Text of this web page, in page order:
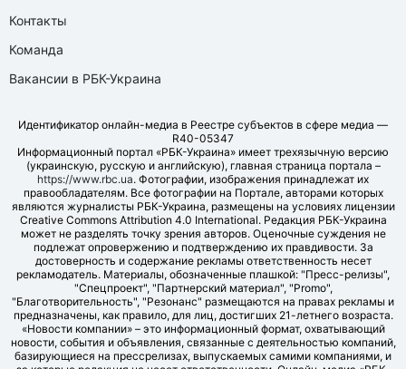
Контакты
Команда
Вакансии в РБК-Украина
Идентификатор онлайн-медиа в Реестре субъектов в сфере медиа —
R40-05347
Информационный портал «РБК-Украина» имеет трехязычную версию
(украинскую, русскую и английскую), главная страница портала –
https://www.rbc.ua. Фотографии, изображения принадлежат их
правообладателям. Все фотографии на Портале, авторами которых
являются журналисты РБК-Украина, размещены на условиях лицензии
Creative Commons Attribution 4.0 International. Редакция РБК-Украина
может не разделять точку зрения авторов. Оценочные суждения не
подлежат опровержению и подтверждению их правдивости. За
достоверность и содержание рекламы ответственность несет
рекламодатель. Материалы, обозначенные плашкой: "Пресс-релизы",
"Спецпроект", "Партнерский материал", "Promo",
"Благотворительность", "Резонанс" размещаются на правах рекламы и
предназначены, как правило, для лиц, достигших 21-летнего возраста.
«Новости компании» – это информационный формат, охватывающий
новости, события и объявления, связанные с деятельностью компаний,
базирующиеся на прессрелизах, выпускаемых самими компаниями, и